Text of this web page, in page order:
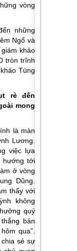
vòng
những
Ngố và
khảo
tròn trĩnh
Tùng
rè đến
mong
là màn
Lương.
việc lựa
hướng tới
ở vòng
Dũng.
thấy với
không
quý
bản
qua”
sẻ sự